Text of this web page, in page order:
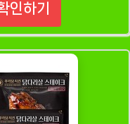
인하기